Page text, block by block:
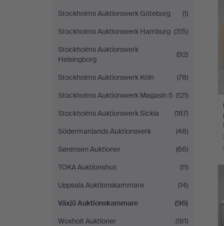
Stockholms Auktionsverk Göteborg
(1)
Stockholms Auktionsverk Hamburg (315)
Stockholms Auktionsverk
Helsingborg
(92)
Stockholms Auktionsverk Köln
(78)
Stockholms Auktionsverk Magasin 5 (121)
Stockholms Auktionsverk Sickla
(187)
Södermanlands Auktionsverk
(48)
Sørensen Auktioner
(66)
TOKA Auktionshus
(11)
Uppsala Auktionskammare
(14)
Växjö Auktionskammare
(96)
Woxholt Auktioner
(181)